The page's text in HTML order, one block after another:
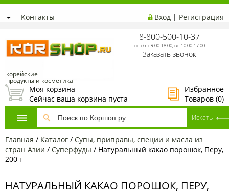
Контакты Вход | Регистрация
корейские
продукты и косметика
8-800-500-10-37
пн-сб: с 9:00-18:00; вс: 10:00-17:00
Заказать звонок
Избранное
Товаров (0)
Моя корзина
Сейчас ваша корзина пуста
Главная / Каталог / Супы, приправы, специи и масла из
стран Азии / Суперфуды / Натуральный какао порошок, Перу,
200 г
НАТУРАЛЬНЫЙ КАКАО ПОРОШОК, ПЕРУ,